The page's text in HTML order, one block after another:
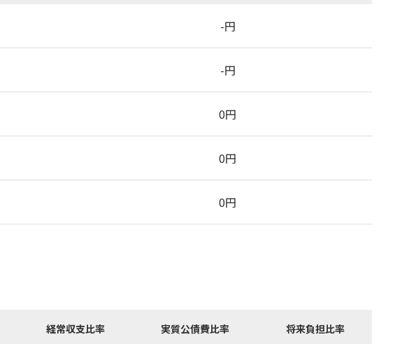
-円
-円
0円
0円
0円
経常収支比率 実質公債費比率 将来負担比率